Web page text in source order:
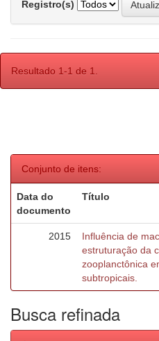
Registro(s)
Resultado 1-1 de 1.
Conjunto de itens:
Data do
documento
Título
2015
Influência de
estruturação da
zooplanctônica
subtropicais.
Busca refinada